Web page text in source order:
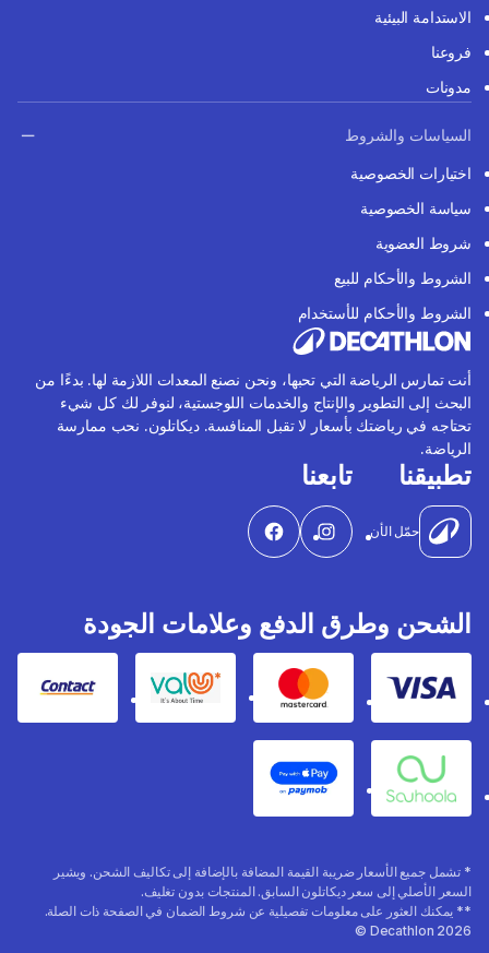
الاستدامة البيئية
فروعنا
مدونات
السياسات والشروط
اختيارات الخصوصية
سياسة الخصوصية
شروط العضوية
الشروط والأحكام للبيع
الشروط والأحكام للأستخدام
أنت تمارس الرياضة التي تحبها، ونحن نصنع المعدات اللازمة لها. بدءًا من
البحث إلى التطوير والإنتاج والخدمات اللوجستية، لنوفر لك كل شيء
تحتاجه في رياضتك بأسعار لا تقبل المنافسة. ديكاتلون. نحب ممارسة
الرياضة.
تطبيقنا
حمّل الأن
تابعنا
الشحن وطرق الدفع وعلامات الجودة
Visa
Mastercard
Valu
Contact
Souhoola
Apple Pay
* تشمل جميع الأسعار ضريبة القيمة المضافة بالإضافة إلى تكاليف الشحن. ويشير
السعر الأصلي إلى سعر ديكاتلون السابق. المنتجات بدون تغليف.
** يمكنك العثور على معلومات تفصيلية عن شروط الضمان في الصفحة ذات الصلة.
Decathlon 2026 ©